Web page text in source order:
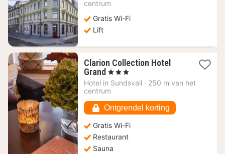
centrum
Gratis Wi-Fi
Lift
Clarion Collection Hotel
Grand 1
nacht
vanaf
€
, 3 Sterren
Hotel in Sundsvall · 250 m van het
centrum
Ontgrendel korting
Gratis Wi-Fi
Restaurant
Sauna